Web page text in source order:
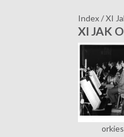
Index/XI
XI JAK